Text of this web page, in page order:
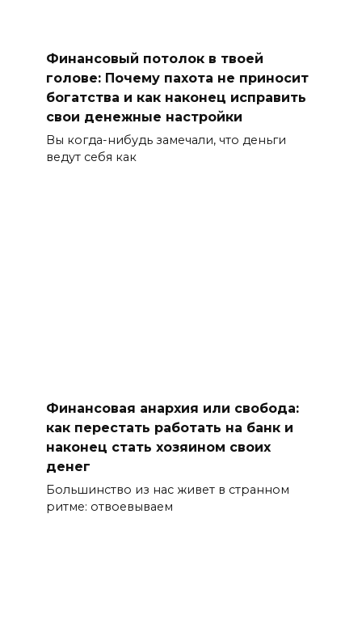
Финансовый потолок в твоей
голове: Почему пахота не приносит
богатства и как наконец исправить
свои денежные настройки
Вы когда-нибудь замечали, что деньги
ведут себя как
Финансовая анархия или свобода:
как перестать работать на банк и
наконец стать хозяином своих
денег
Большинство из нас живет в странном
ритме: отвоевываем